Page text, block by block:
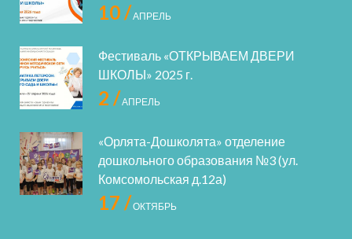
10 /АПРЕЛЬ
Фестиваль «ОТКРЫВАЕМ ДВЕРИ
ШКОЛЫ» 2025 г.
2 /АПРЕЛЬ
«Орлята-Дошколята» отделение
дошкольного образования №3 (ул.
Комсомольская д.12а)
17 /ОКТЯБРЬ